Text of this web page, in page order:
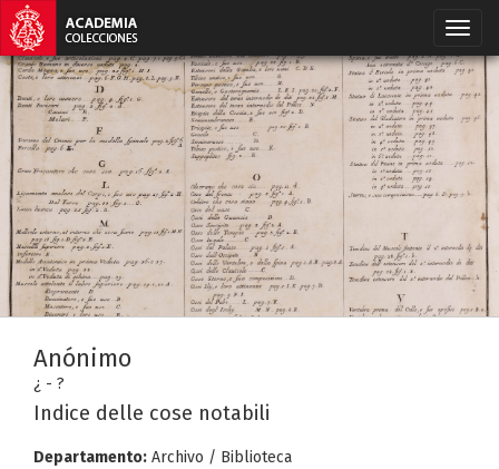
Anónimo
¿ - ?
Indice delle cose notabili
Departamento: Archivo / Biblioteca